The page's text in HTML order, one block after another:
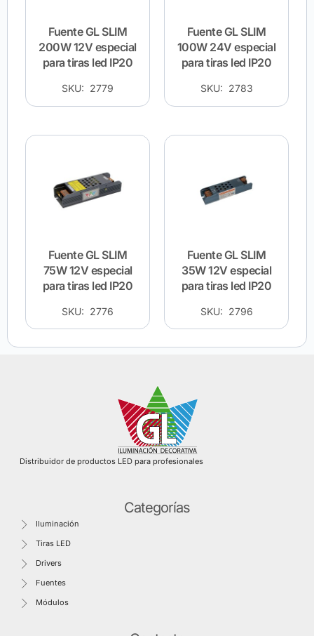
Fuente GL SLIM
200W 12V especial
para tiras led IP20
SKU: 2779
Fuente GL SLIM
100W 24V especial
para tiras led IP20
SKU: 2783
Fuente GL SLIM
75W 12V especial
para tiras led IP20
SKU: 2776
Fuente GL SLIM
35W 12V especial
para tiras led IP20
SKU: 2796
Distribuidor de productos LED para profesionales
Categorías
Iluminación
Tiras LED
Drivers
Fuentes
Módulos